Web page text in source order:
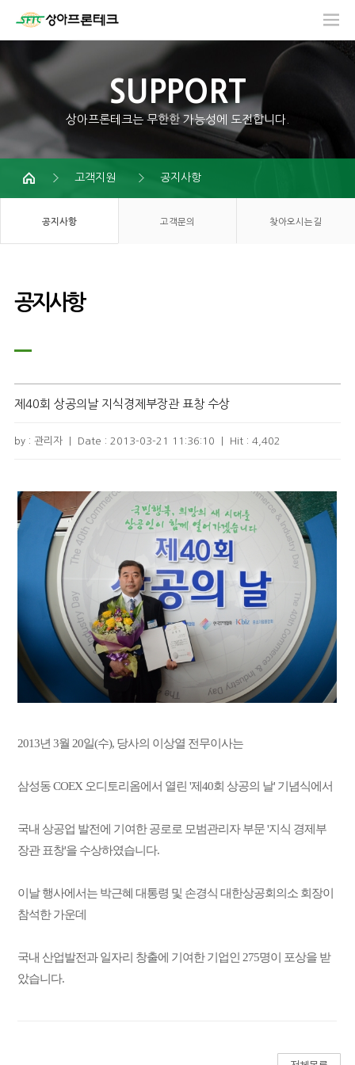
SUPPORT
상아프론테크는 무한한 가능성에 도전합니다.
고객지원 공지사항
공지사항 고객문의 찾아오시는길
공지사항
제40회 상공의날 지식경제부장관 표창 수상
by : 관리자 Date : 2013-03-21 11:36:10 Hit : 4,402
2013년 3월 20일(수), 당사의 이상열 전무이사는
삼성동 COEX 오디토리옴에서 열린 '제40회 상공의 날' 기념식에서
국내 상공업 발전에 기여한 공로로 모범관리자 부문 '지식 경제부
장관 표창'을 수상하였습니다.
이날 행사에서는 박근혜 대통령 및 손경식 대한상공회의소 회장이
참석한 가운데
국내 산업발전과 일자리 창출에 기여한 기업인 275명이 포상을 받
았습니다.